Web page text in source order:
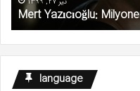
Mert Yazıcıoğlu:
language